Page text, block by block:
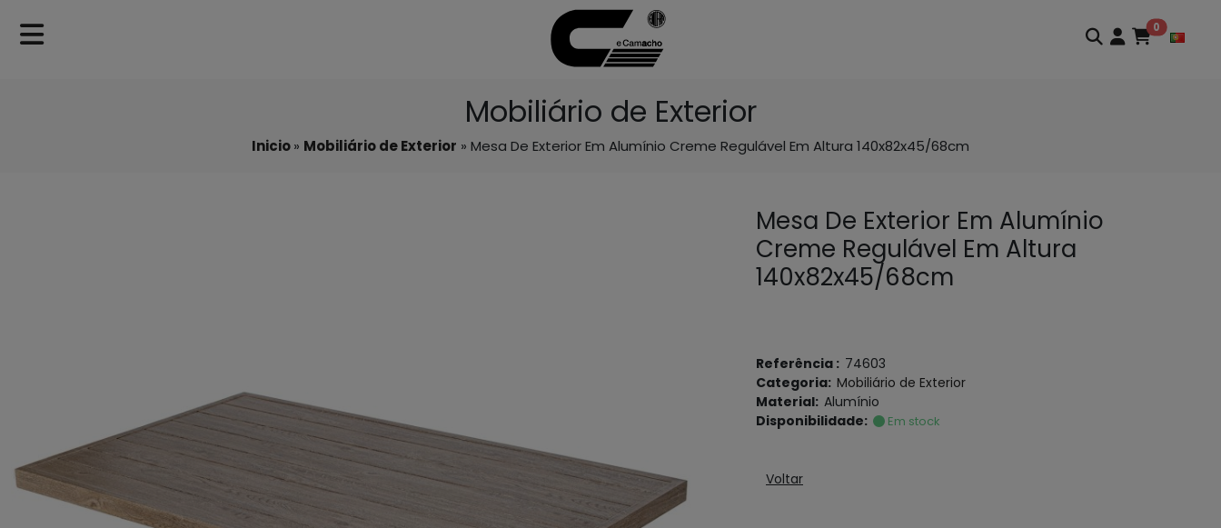
0
Mobiliário de Exterior
Inicio» Mobiliário de Exterior » Mesa De Exterior Em Alumínio Creme Regulável Em Altura 140x82x45/68cm
Mesa De Exterior Em Alumínio
Creme Regulável Em Altura
140x82x45/68cm
Referência : 74603
Categoria: Mobiliário de Exterior
Material: Alumínio
Disponibilidade:
Em stock
Voltar